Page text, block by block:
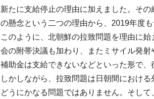
新たに支給停止の理由に加えました。そ
の懸念という二つの理由から、2019年度
このように、北朝鮮の拉致問題を理由に
会の附帯決議も加わり、またミサイル発
補助金は支給できないなどといった形で、
しかしながら、拉致問題は日朝間におけ
どうにかなる問題ではありません。そし